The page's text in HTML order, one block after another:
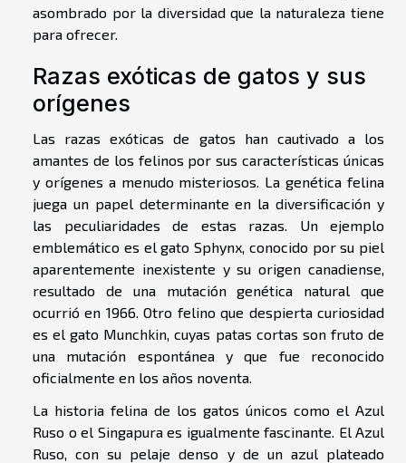
asombrado por la diversidad que la naturaleza tiene
para ofrecer.
Razas exóticas de gatos y sus
orígenes
Las razas exóticas de gatos han cautivado a los
amantes de los felinos por sus características únicas
y orígenes a menudo misteriosos. La genética felina
juega un papel determinante en la diversificación y
las peculiaridades de estas razas. Un ejemplo
emblemático es el gato Sphynx, conocido por su piel
aparentemente inexistente y su origen canadiense,
resultado de una mutación genética natural que
ocurrió en 1966. Otro felino que despierta curiosidad
es el gato Munchkin, cuyas patas cortas son fruto de
una mutación espontánea y que fue reconocido
oficialmente en los años noventa.
La historia felina de los gatos únicos como el Azul
Ruso o el Singapura es igualmente fascinante. El Azul
Ruso, con su pelaje denso y de un azul plateado